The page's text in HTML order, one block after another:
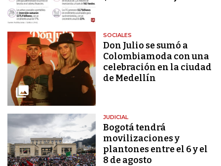
SOCIALES
Don Julio se sumó a
Colombiamoda con una
celebración en la ciudad
de Medellín
JUDICIAL
Bogotá tendrá
movilizaciones y
plantones entre el 6 y el
8 de agosto